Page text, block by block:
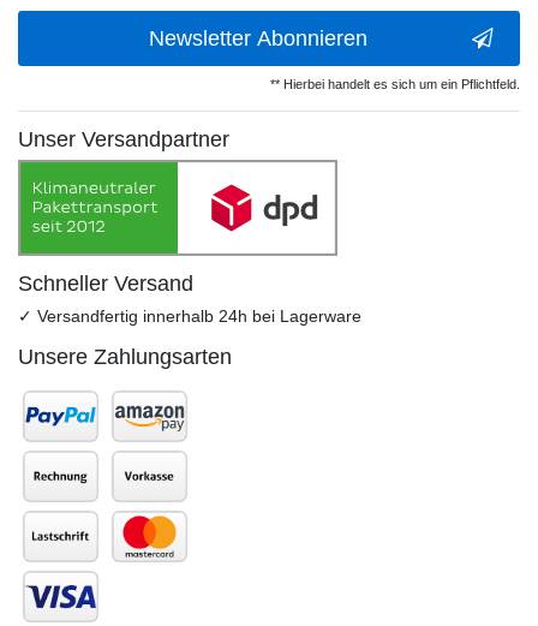
Newsletter Abonnieren
** Hierbei handelt es sich um ein Pflichtfeld.
Unser Versandpartner
Schneller Versand
✓ Versandfertig innerhalb 24h bei Lagerware
Unsere Zahlungsarten